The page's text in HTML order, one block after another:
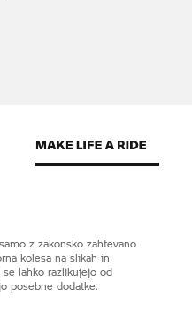
z zakonsko zahtevano
kolesa na slikah in
lahko razlikujejo od
posebne dodatke.